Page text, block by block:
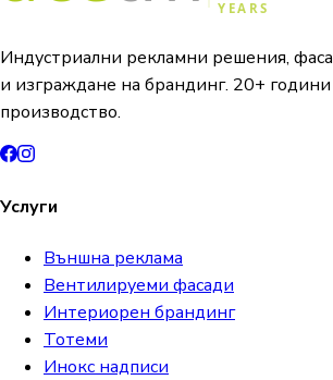
Индустриални рекламни решения,
и изграждане на брандинг. 20+
производство.
Услуги
Външна реклама
Вентилируеми фасади
Интериорен брандинг
Тотеми
Инокс надписи